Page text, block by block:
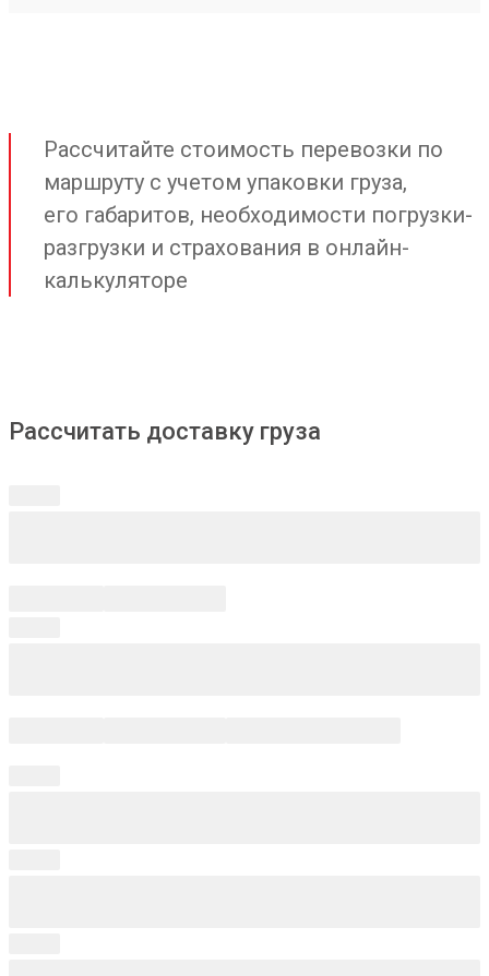
Рассчитайте стоимость перевозки по
маршруту с учетом упаковки груза,
его габаритов, необходимости погрузки-
разгрузки и страхования в онлайн-
калькуляторе
Рассчитать доставку груза